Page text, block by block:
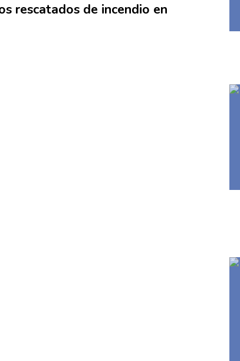
rescatados de incendio en